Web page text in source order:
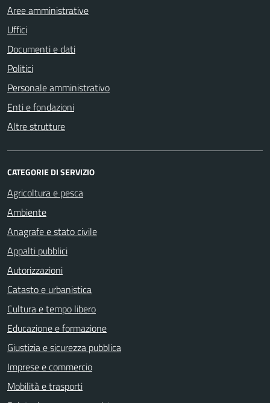
Aree amministrative
Uffici
Documenti e dati
Politici
Personale amministrativo
Enti e fondazioni
Altre strutture
CATEGORIE DI SERVIZIO
Agricoltura e pesca
Ambiente
Anagrafe e stato civile
Appalti pubblici
Autorizzazioni
Catasto e urbanistica
Cultura e tempo libero
Educazione e formazione
Giustizia e sicurezza pubblica
Imprese e commercio
Mobilità e trasporti